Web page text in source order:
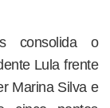
consolida o
Lula frente
Marina Silva e